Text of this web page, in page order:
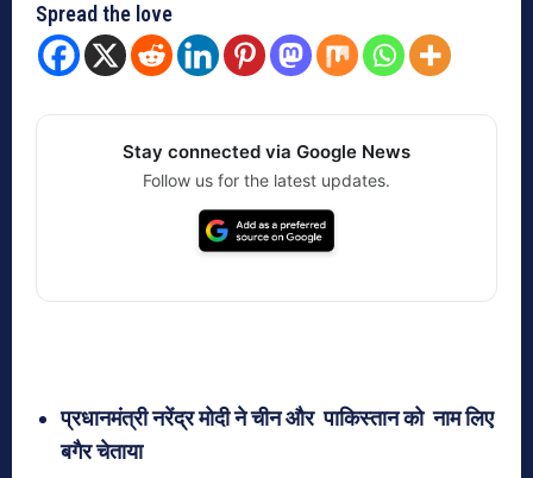
Spread the love
Stay connected via Google News
Follow us for the latest updates.
प्रधानमंत्री नरेंद्र मोदी ने चीन और पाकिस्तान को नाम लिए
बगैर चेताया